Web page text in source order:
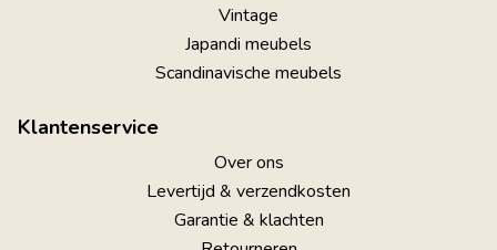
Vintage
Japandi meubels
Scandinavische meubels
Klantenservice
Over ons
Levertijd & verzendkosten
Garantie & klachten